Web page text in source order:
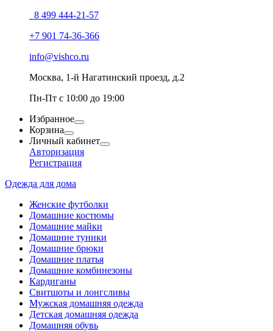
8 499 444-21-57
+7 901 74-36-366
info@vishco.ru
Москва, 1-й Нагатинский проезд, д.2
Пн-Пт с 10:00 до 19:00
Избранное
Корзина
Личный кабинет
Авторизация
Регистрация
Одежда для дома
Женские футболки
Домашние костюмы
Домашние майки
Домашние туники
Домашние брюки
Домашние платья
Домашние комбинезоны
Кардиганы
Свитшоты и лонгсливы
Мужская домашняя одежда
Детская домашняя одежда
Домашняя обувь